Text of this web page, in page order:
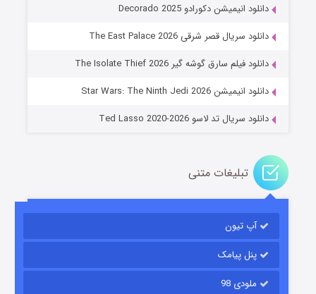
جادوگری در مغولستان
قسمت۱۴ (زیرنویس) منتشر شد
دانلود انیمیشن دکورادو Decorado 2025
دانلود سریال قصر شرقی The East Palace 2026
دانلود فیلم سارق گوشه گیر The Isolate Thief 2026
دانلود انیمیشن Star Wars: The Ninth Jedi 2026
دانلود سریال تد لاسو Ted Lasso 2020-2026
تبلیغات متنی
آپ تیون
پنل پیامک
ملودی 98